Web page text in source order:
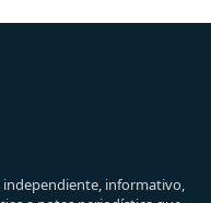
independiente, informativo,